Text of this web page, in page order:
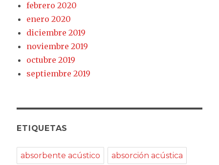
febrero 2020
enero 2020
diciembre 2019
noviembre 2019
octubre 2019
septiembre 2019
ETIQUETAS
absorbente acústico absorción acústica